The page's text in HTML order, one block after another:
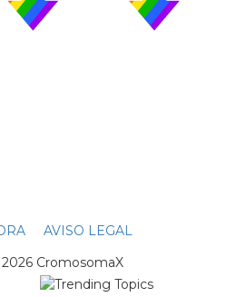
AVISO LEGAL
CromosomaX